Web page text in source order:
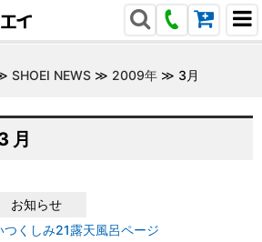
SHOEI NEWS ≫ 2009年 ≫ 3月
お知らせ
つくしみ21露天風呂ページ